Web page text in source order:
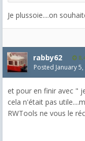
Je plussoie....on
rabby62
Posted January
et pour en finir avec "
cela n'était pas
RWTools ne vous le